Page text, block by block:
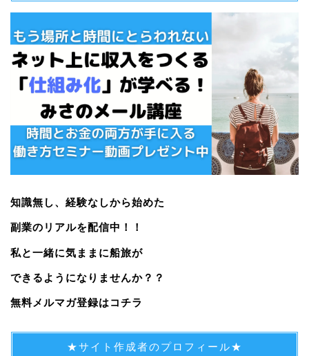
知識無し、経験なしから始めた
副業のリアルを配信中！！
私と一緒に気ままに船旅が
できるようになりませんか？？
無料メルマガ登録はコチラ
★サイト作成者のプロフィール★